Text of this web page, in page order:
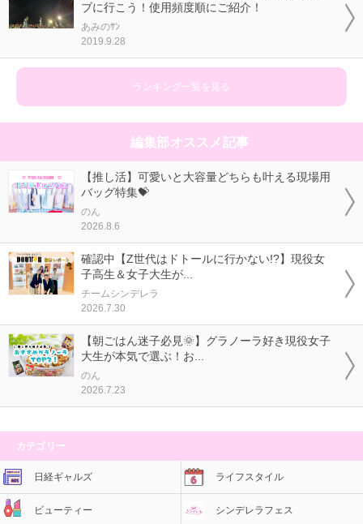
ブに行こう！使用頻度順にご紹介！
あみのｻﾝ
2019.9.28
ランキング一覧を見る
編集部オススメ記事
【推し活】可愛いと大容量どちらも叶える現場用
バッグ特集💝
のん
2026.8.6
確認中【Z世代はドトールに行かない!?】現役女
子高生＆女子大生が...
チームシンデレラ
2026.7.30
【朝ごはん迷子必見🌞】グラノーラ好き現役女子
大生が本気で選ぶ！お...
のん
2026.7.23
カテゴリー
日経ギャルズ ライフスタイル
ビューティー シンデレラフェス